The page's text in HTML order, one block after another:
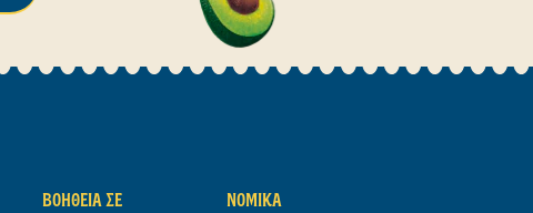
ΒΟΉΘΕΙΑ ΣΕ ΝΟΜΙΚΆ